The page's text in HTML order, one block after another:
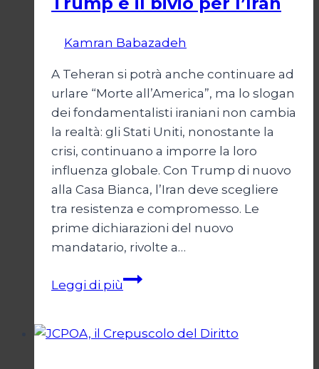
Kamran Babazadeh
A Teheran si potrà anche continuare ad
urlare “Morte all’America”, ma lo slogan
dei fondamentalisti iraniani non cambia
la realtà: gli Stati Uniti, nonostante la
crisi, continuano a imporre la loro
influenza globale. Con Trump di nuovo
alla Casa Bianca, l’Iran deve scegliere
tra resistenza e compromesso. Le
prime dichiarazioni del nuovo
mandatario, rivolte a…
Leggi di piùTrump
bivio